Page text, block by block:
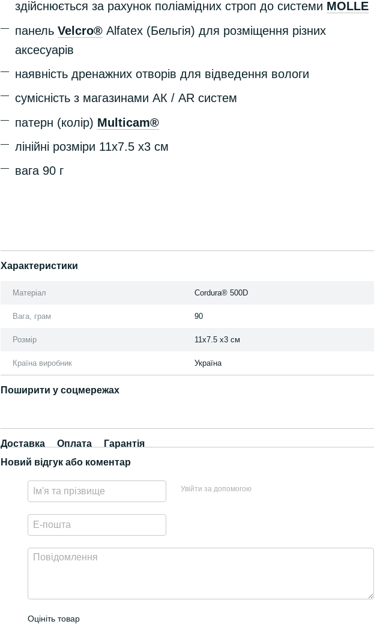
здійснюється за рахунок поліамідних строп до системи MOLLE
панель Velcro® Alfatex (Бельгія) для розміщення різних
аксесуарів
наявність дренажних отворів для відведення вологи
сумісність з магазинами АК / AR систем
патерн (колір) Multicam®
лінійні розміри 11х7.5 х3 см
вага 90 г
Характеристики
Матеріал Cordura® 500D
Вага, грам 90
Розмір 11х7.5 х3 см
Країна виробник Україна
Поширити у соцмережах
Доставка Оплата
Гарантія
Новий відгук або коментар
Увійти за допомогою
Оцініть товар